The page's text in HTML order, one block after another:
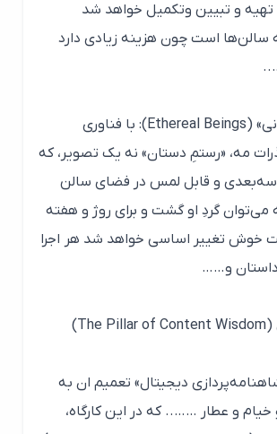
و تبیین و‌تکمیل خواهد شد
استچون هزینه زیادی دارد
خلق «اجساد نورانی» (Ethereal Beings): با فناوری
مه، «رستمِ دستان» نه یک تصویر، که
و قابل لمس در فضای سالن
گردِ او گشت و برای روژ و هفته
تغییر اساسی خواهد شد هر اجرا
و……
دیجیتال» تعمیم ان به
و عطار …….. که در این کارگاه،